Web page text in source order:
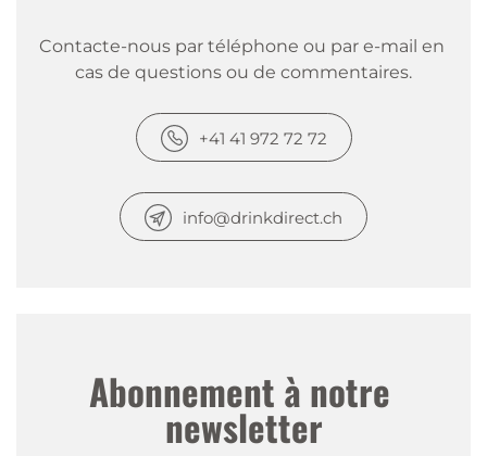
Contacte-nous par téléphone ou par e-mail en
cas de questions ou de commentaires.
+41 41 972 72 72
info@drinkdirect.ch
Abonnement à notre
newsletter